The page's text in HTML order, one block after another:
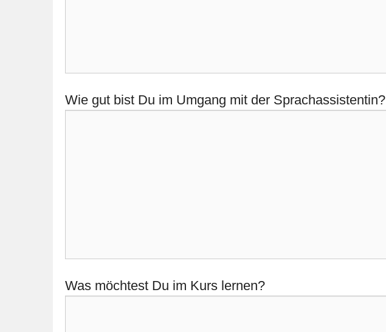
Wie gut bist Du im Umgang mit der Sprachassistentin?
Was möchtest Du im Kurs lernen?